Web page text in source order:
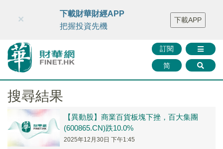
財華智庫網 FINTV FINMETA 財華證券 媒體矩陣
智庫沙龍
聯絡我們
訂閱
简
×
下載財華財經APP
把握投資先機
下載APP
搜尋結果
【異動股】商業百貨板塊下挫，百大集團
(600865.CN)跌10.0%
2025年12月30日 下午1:45